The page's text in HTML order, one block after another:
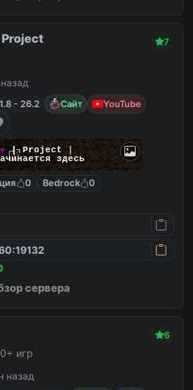
Project 7
- 26.2 Сайт
YouTube
◈┃ Project
здесь
0 Bedrock
0
сервера
6
игр
назад